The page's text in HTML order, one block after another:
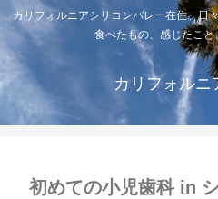
カリフォルニアシリコンバレー在住。日
食べたもの、感じたこと
カリフォルニ
初めての小児歯科 in